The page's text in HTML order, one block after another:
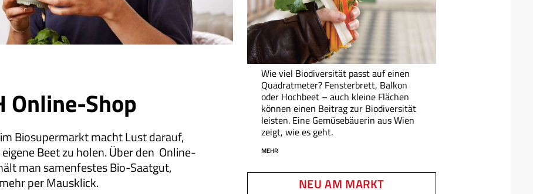
Online-Shop
Biosupermarkt macht Lust darauf,
Beet zu holen. Über den Online-
man samenfestes Bio-Saatgut,
per Mausklick.
Wie viel Biodiversität passt auf einen
Quadratmeter? Fensterbrett, Balkon
oder Hochbeet – auch kleine Flächen
können einen Beitrag zur Biodiversität
leisten. Eine Gemüsebäuerin aus Wien
zeigt, wie es geht.
MEHR
NEU AM MARKT